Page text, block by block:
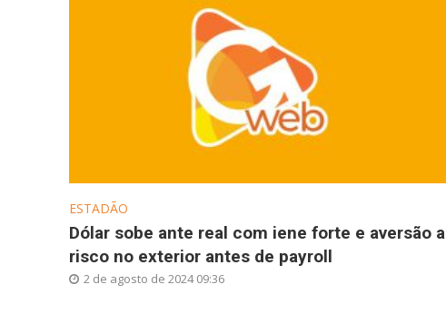
ESTADÃO
Dólar sobe ante real com iene forte e aversão a
risco no exterior antes de payroll
2 de agosto de 2024 09:36